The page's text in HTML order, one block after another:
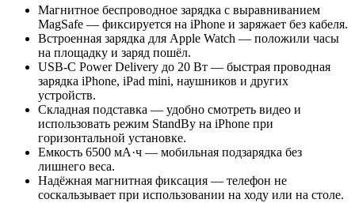
Магнитное беспроводное зарядка с выравниванием
MagSafe — фиксируется на iPhone и заряжает без кабеля.
Встроенная зарядка для Apple Watch — положили часы
на площадку и заряд пошёл.
USB‑C Power Delivery до 20 Вт — быстрая проводная
зарядка iPhone, iPad mini, наушников и других
устройств.
Складная подставка — удобно смотреть видео и
использовать режим StandBy на iPhone при
горизонтальной установке.
Емкость 6500 мА·ч — мобильная подзарядка без
лишнего веса.
Надёжная магнитная фиксация — телефон не
соскальзывает при использовании на ходу или на столе.